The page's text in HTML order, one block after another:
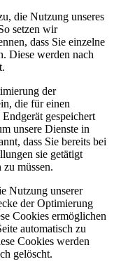
die Nutzung unseres
setzen wir
dass Sie einzelne
Diese werden nach
der
die für einen
gespeichert
unsere Dienste in
dass Sie bereits bei
sie getätigt
müssen.
Nutzung unserer
der Optimierung
Cookies ermöglichen
automatisch zu
Cookies werden
gelöscht.